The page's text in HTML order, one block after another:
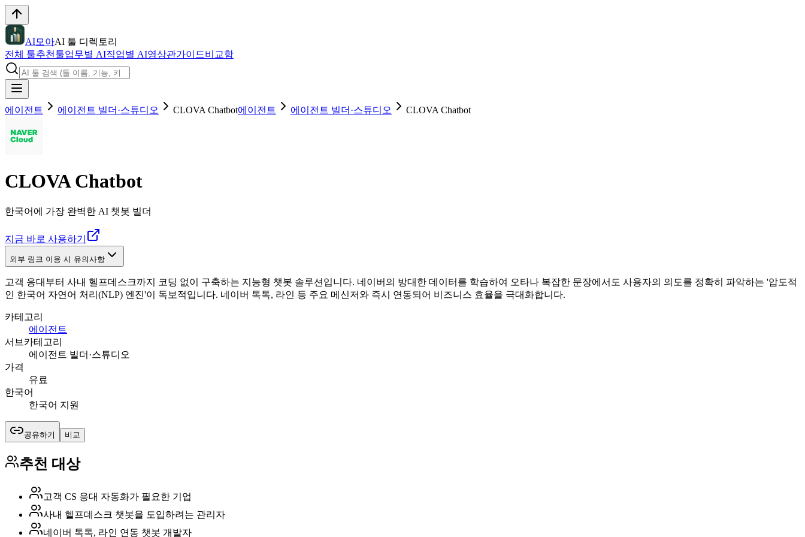
AI모아AI 툴 디렉토리
전체 툴추천툴업무별 AI직업별 AI영상관가이드비교함
에이전트 에이전트 빌더·스튜디오 CLOVA Chatbot에이전트 에이전트 빌더·스튜디오 CLOVA Chatbot
CLOVA Chatbot
한국어에 가장 완벽한 AI 챗봇 빌더
지금 바로 사용하기
외부 링크 이용 시 유의사항
고객 응대부터 사내 헬프데스크까지 코딩 없이 구축하는 지능형 챗봇 솔루션입니다. 네이버의 방대한 데이터를 학습하여 오타나 복잡한 문장에서도 사용자의 의도를 정확히 파악하는 '압도적
인 한국어 자연어 처리(NLP) 엔진'이 독보적입니다. 네이버 톡톡, 라인 등 주요 메신저와 즉시 연동되어 비즈니스 효율을 극대화합니다.
카테고리
에이전트
서브카테고리
에이전트 빌더·스튜디오
가격
유료
한국어
한국어 지원
공유하기 비교
추천 대상
고객 CS 응대 자동화가 필요한 기업
사내 헬프데스크 챗봇을 도입하려는 관리자
네이버 톡톡, 라인 연동 챗봇 개발자